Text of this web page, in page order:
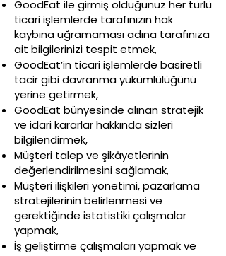
GoodEat ile girmiş olduğunuz her türlü
ticari işlemlerde tarafınızın hak
kaybına uğramaması adına tarafınıza
ait bilgilerinizi tespit etmek,
GoodEat’in ticari işlemlerde basiretli
tacir gibi davranma yükümlülüğünü
yerine getirmek,
GoodEat bünyesinde alınan stratejik
ve idari kararlar hakkında sizleri
bilgilendirmek,
Müşteri talep ve şikâyetlerinin
değerlendirilmesini sağlamak,
Müşteri ilişkileri yönetimi, pazarlama
stratejilerinin belirlenmesi ve
gerektiğinde istatistiki çalışmalar
yapmak,
İş geliştirme çalışmaları yapmak ve